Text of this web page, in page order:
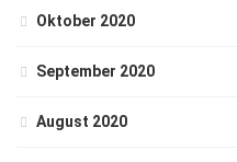
Oktober 2020
September 2020
August 2020